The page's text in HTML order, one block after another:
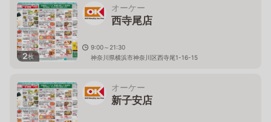
2枚
オーケー
西寺尾店
9:00～21:30
神奈川県横浜市神奈川区西寺尾1-16-15
オーケー
新子安店